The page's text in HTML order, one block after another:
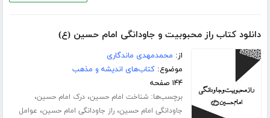
دانلود کتاب راز محبوبیت و جاودانگی امام حسین (ع)
از: محمدمهدی ماندگاری
موضوع:کتاب‌های اندیشه و مذهب
۱۴۴ صفحه
برچسب‌ها:شناخت امام حسین،درک امام حسین،
جاودانگی امام حسین،راز جاودانگی امام حسین، عوامل